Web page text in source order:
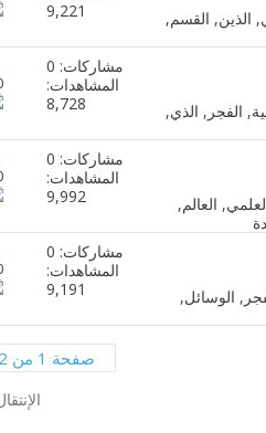
9,221
مشاركات: 0
المشاهدات:
8,728
مشاركات: 0
المشاهدات:
9,992
مشاركات: 0
المشاهدات:
9,191
صفحة 1 من 2